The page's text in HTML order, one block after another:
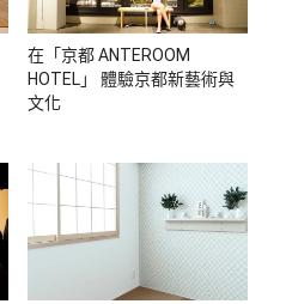
在「京都 ANTEROOM
HOTEL」 體驗京都新藝術與
文化